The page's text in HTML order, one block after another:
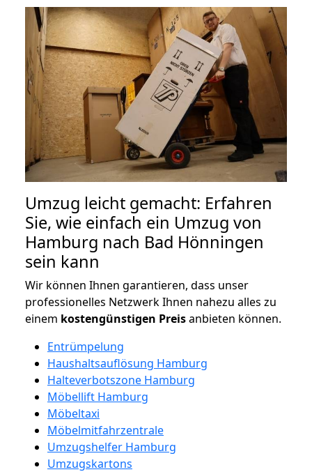
Umzug leicht gemacht: Erfahren
Sie, wie einfach ein Umzug von
Hamburg nach Bad Hönningen
sein kann
Wir können Ihnen garantieren, dass unser
professionelles Netzwerk Ihnen nahezu alles zu
einem kostengünstigen Preisanbieten können.
Entrümpelung
Haushaltsauflösung Hamburg
Halteverbotszone Hamburg
Möbellift Hamburg
Möbeltaxi
Möbelmitfahrzentrale
Umzugshelfer Hamburg
Umzugskartons